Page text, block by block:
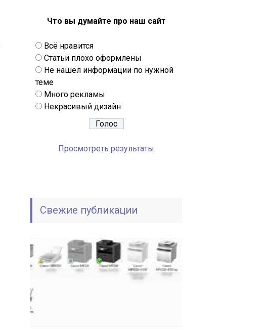
Что вы думайте про наш сайт
Всё нравится
Статьи плохо оформлены
Не нашел информации по нужной
теме
Много рекламы
Некрасивый дизайн
Просмотреть результаты
Свежие публикации